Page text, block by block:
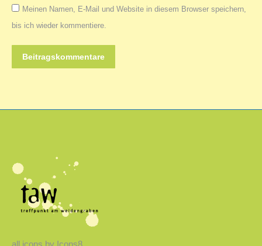
Meinen Namen, E-Mail und Website in diesem Browser speichern,
bis ich wieder kommentiere.
Beitragskommentare
all icons by Icons8